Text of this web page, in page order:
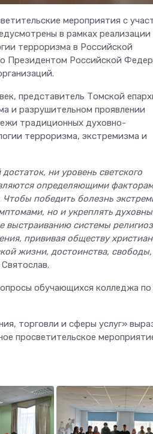
мероприятия с
в рамках реализации
терроризма в Российской
Президентом Российской
представитель Томской
и разрушительном проявлении
традиционных духовно-
терроризма, экстремизма и
ни уровень светского
определяющими
победить болезнь
но и укреплять
выстраиванию системы
прививая обществу
жизни, достоинства, свободы,
обучающихся колледжа по
торговли и сферы услуг»
просветительское